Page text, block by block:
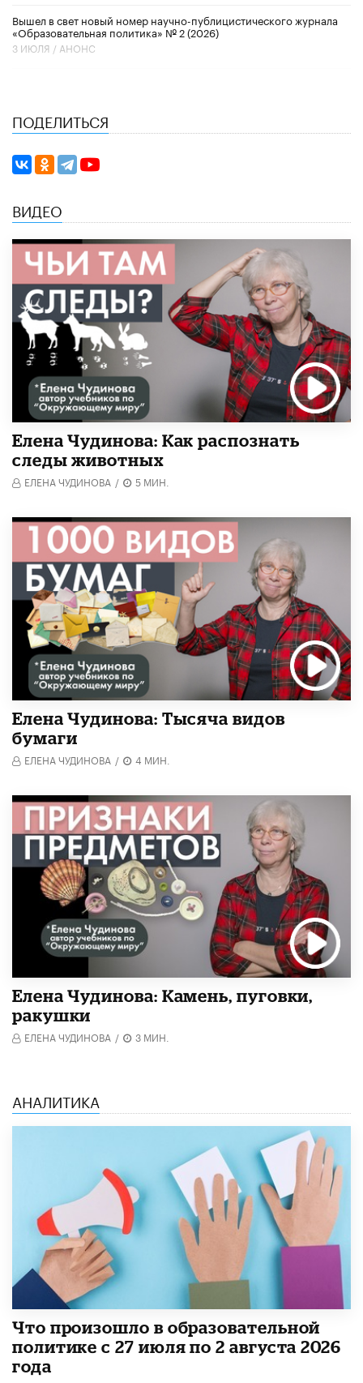
Вышел в свет новый номер научно-публицистического журнала
«Образовательная политика» № 2 (2026)
3 ИЮЛЯ / АНОНС
ПОДЕЛИТЬСЯ
ВИДЕО
Елена Чудинова: Как распознать
следы животных
ЕЛЕНА ЧУДИНОВА / 5 МИН.
Елена Чудинова: Тысяча видов
бумаги
ЕЛЕНА ЧУДИНОВА / 4 МИН.
Елена Чудинова: Камень, пуговки,
ракушки
ЕЛЕНА ЧУДИНОВА / 3 МИН.
АНАЛИТИКА
​Что произошло в образовательной
политике с 27 июля по 2 августа 2026
года